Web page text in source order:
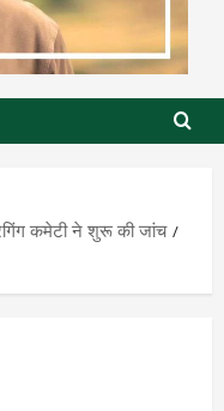
कमेटी ने शुरू की जांच